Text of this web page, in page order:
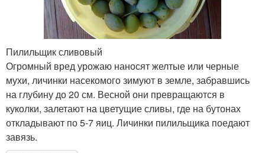
Пилильщик сливовый
Огромный вред урожаю наносят желтые или черные
мухи, личинки насекомого зимуют в земле, забравшись
на глубину до 20 см. Весной они превращаются в
куколки, залетают на цветущие сливы, где на бутонах
откладывают по 5-7 яиц. Личинки пилильщика поедают
завязь.